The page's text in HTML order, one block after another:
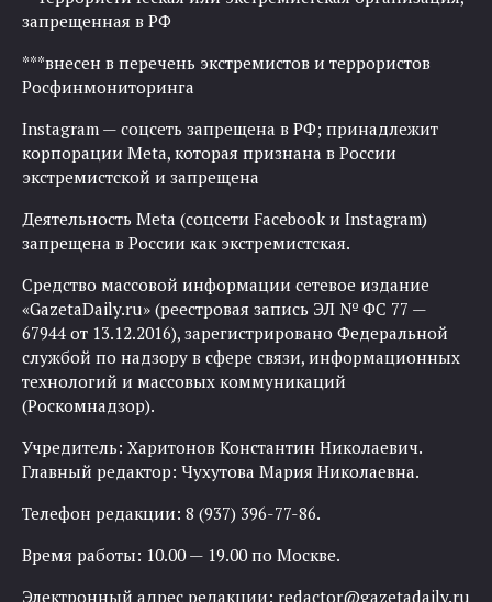
запрещенная в РФ
***внесен в перечень экстремистов и террористов
Росфинмониторинга
Instagram — соцсеть запрещена в РФ; принадлежит
корпорации Meta, которая признана в России
экстремистской и запрещена
Деятельность Meta (соцсети Facebook и Instagram)
запрещена в России как экстремистская.
Средство массовой информации сетевое издание
«GazetaDaily.ru» (реестровая запись ЭЛ № ФС 77 —
67944 от 13.12.2016), зарегистрировано Федеральной
службой по надзору в сфере связи, информационных
технологий и массовых коммуникаций
(Роскомнадзор).
Учредитель: Харитонов Константин Николаевич.
Главный редактор: Чухутова Мария Николаевна.
Телефон редакции: 8 (937) 396-77-86.
Время работы: 10.00 — 19.00 по Москве.
Электронный адрес редакции: redactor@gazetadaily.ru